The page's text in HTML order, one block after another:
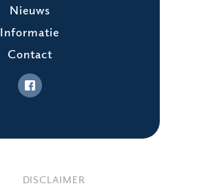
Nieuws
Informatie
Contact
DISCLAIMER